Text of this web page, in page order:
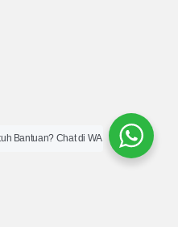
Bantuan? Chat di WA